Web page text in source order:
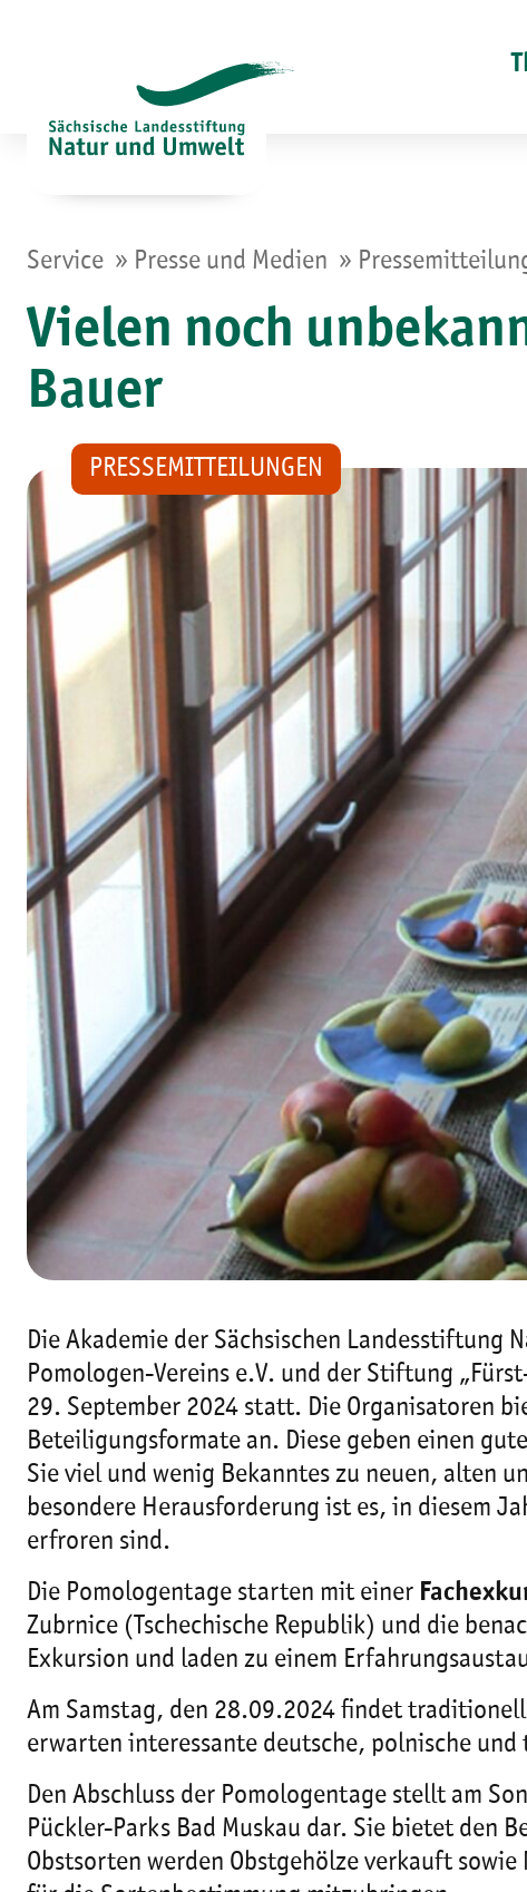
Service » Presse und Medien »
Vielen noch
Bauer
PRESSEMITTEILUNGEN
Die Akademie der Sächsischen Landesstiftung
Pomologen-Vereins e.V. und der Stiftung
29. September 2024 statt. Die Organisatoren
Beteiligungsformate an. Diese geben einen
Sie viel und wenig Bekanntes zu neuen, alten
besondere Herausforderung ist es, in diesem
erfroren sind.
Die Pomologentage starten mit einer
Zubrnice (Tschechische Republik) und die
Exkursion und laden zu einem
Am Samstag, den 28.09.2024 findet
erwarten interessante deutsche, polnische und
Den Abschluss der Pomologentage stellt am
Pückler-Parks Bad Muskau dar. Sie bietet den
Obstsorten werden Obstgehölze verkauft